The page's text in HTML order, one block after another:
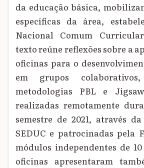
da educação básica,
específicas da área,
Nacional Comum
texto reúne reflexões sobre a
oficinas para o
em grupos
metodologias PBL e
realizadas remotamente
semestre de 2021, através
SEDUC e patrocinadas pela
módulos independentes de
oficinas apresentaram